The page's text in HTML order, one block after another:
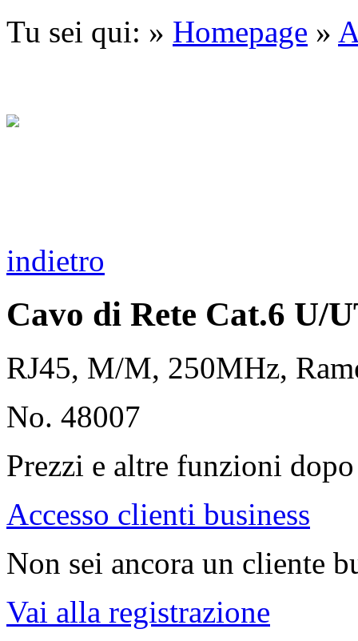
Tu sei qui: » Homepage »
indietro
Cavo di Rete Cat.6 U/
RJ45, M/M, 250MHz,
No. 48007
Prezzi e altre funzioni
Accesso clienti business
Non sei ancora un cliente
Vai alla registrazione